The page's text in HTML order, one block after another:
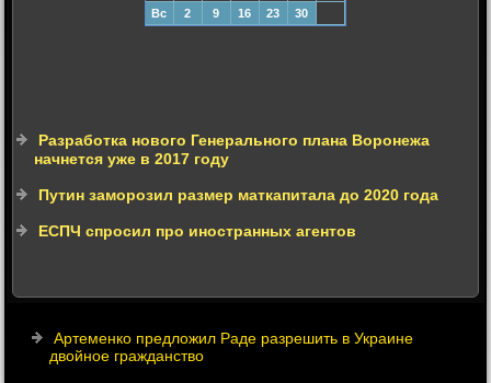
Вс
2 9 16 23 30
Разработка нового Генерального плана Воронежа
начнется уже в 2017 году
Путин заморозил размер маткапитала до 2020 года
ЕСПЧ спросил про иностранных агентов
Артеменко предложил Раде разрешить в Украине
двойное гражданство